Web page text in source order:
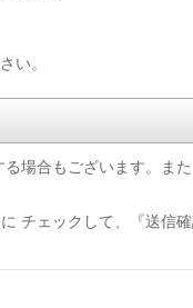
い。
場合もございます。ま
チェックして、『送信